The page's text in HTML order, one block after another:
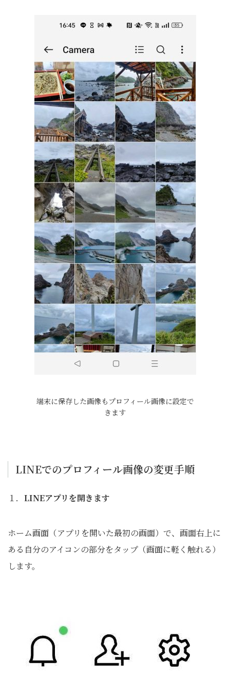
端末に保存した画像もプロフィール画像に設定で
きます
LINEでのプロフィール画像の変更手順
１． LINEアプリを開きます
ホーム画面（アプリを開いた最初の画面）で、画面右上に
ある自分のアイコンの部分をタップ（画面に軽く触れる）
します。